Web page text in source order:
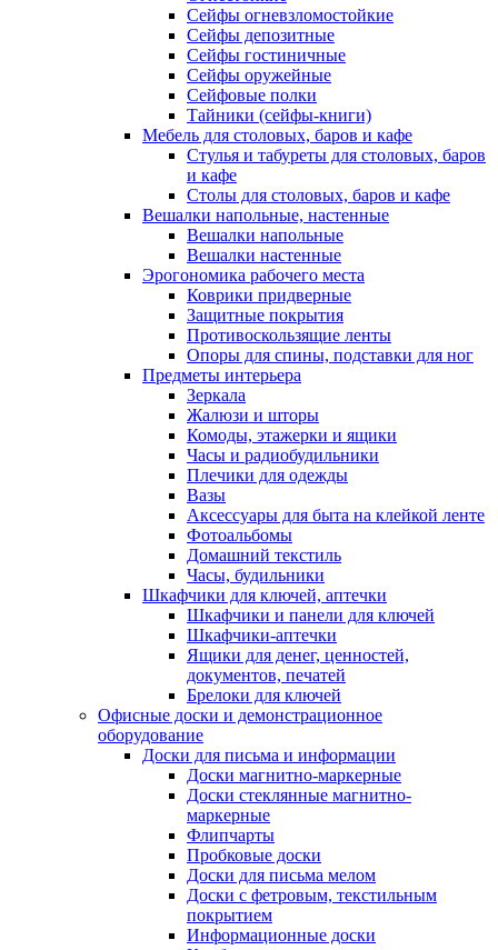
Сейфы огневзломостойкие
Сейфы депозитные
Сейфы гостиничные
Сейфы оружейные
Сейфовые полки
Тайники (сейфы-книги)
Мебель для столовых, баров и кафе
Стулья и табуреты для столовых, баров
и кафе
Столы для столовых, баров и кафе
Вешалки напольные, настенные
Вешалки напольные
Вешалки настенные
Эрогономика рабочего места
Коврики придверные
Защитные покрытия
Противоскользящие ленты
Опоры для спины, подставки для ног
Предметы интерьера
Зеркала
Жалюзи и шторы
Комоды, этажерки и ящики
Часы и радиобудильники
Плечики для одежды
Вазы
Аксессуары для быта на клейкой ленте
Фотоальбомы
Домашний текстиль
Часы, будильники
Шкафчики для ключей, аптечки
Шкафчики и панели для ключей
Шкафчики-аптечки
Ящики для денег, ценностей,
документов, печатей
Брелоки для ключей
Офисные доски и демонстрационное
оборудование
Доски для письма и информации
Доски магнитно-маркерные
Доски стеклянные магнитно-
маркерные
Флипчарты
Пробковые доски
Доски для письма мелом
Доски с фетровым, текстильным
покрытием
Информационные доски